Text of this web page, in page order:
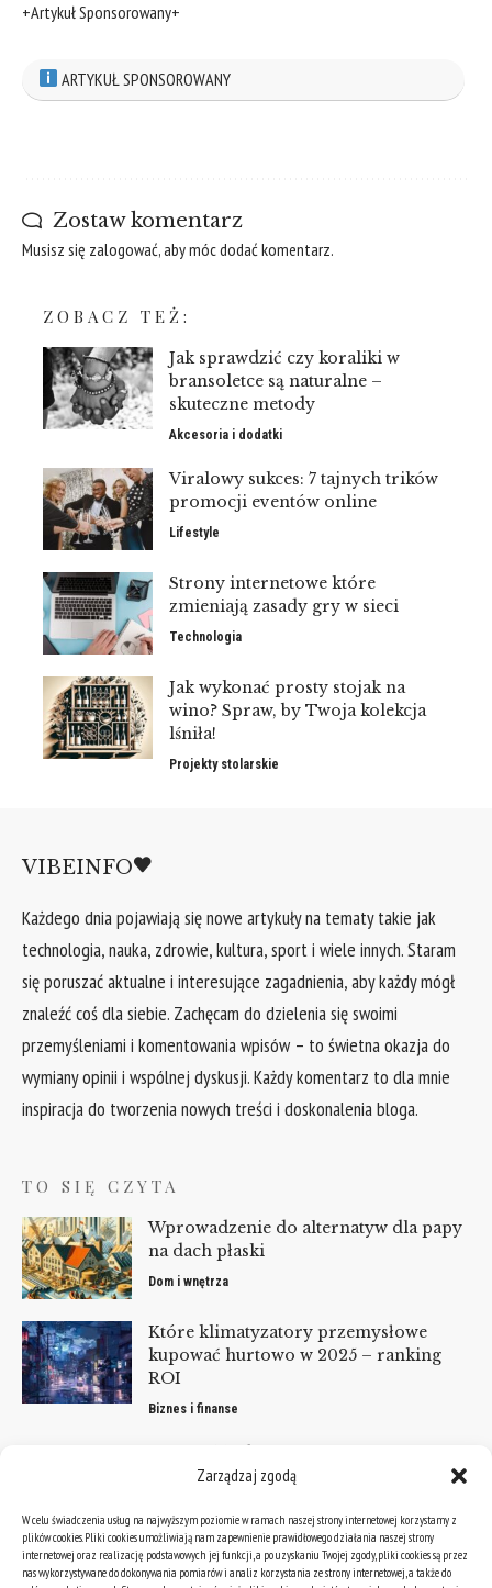
Zarządzaj zgodą
W celu świadczenia usług na najwyższym poziomie w ramach naszej strony internetowej korzystamy z
plików cookies. Pliki cookies umożliwiają nam zapewnienie prawidłowego działania naszej strony
internetowej oraz realizację podstawowych jej funkcji, a po uzyskaniu Twojej zgody, pliki cookies są przez
nas wykorzystywane do dokonywania pomiarów i analiz korzystania ze strony internetowej, a także do
+Artykuł Sponsorowany+
ARTYKUŁ SPONSOROWANY
Zostaw komentarz
Musisz się zalogować, aby móc dodać komentarz.
ZOBACZ TEŻ:
Jak sprawdzić czy koraliki w
bransoletce są naturalne –
skuteczne metody
Akcesoria i dodatki
Viralowy sukces: 7 tajnych trików
promocji eventów online
Lifestyle
Strony internetowe które
zmieniają zasady gry w sieci
Technologia
Jak wykonać prosty stojak na
wino? Spraw, by Twoja kolekcja
lśniła!
Projekty stolarskie
VIBEINFO
Każdego dnia pojawiają się nowe artykuły na tematy takie jak
technologia, nauka, zdrowie, kultura, sport i wiele innych. Staram
się poruszać aktualne i interesujące zagadnienia, aby każdy mógł
znaleźć coś dla siebie. Zachęcam do dzielenia się swoimi
przemyśleniami i komentowania wpisów – to świetna okazja do
wymiany opinii i wspólnej dyskusji. Każdy komentarz to dla mnie
inspiracja do tworzenia nowych treści i doskonalenia bloga.
TO SIĘ CZYTA
Wprowadzenie do alternatyw dla papy
na dach płaski
Dom i wnętrza
Które klimatyzatory przemysłowe
kupować hurtowo w 2025 – ranking
ROI
Biznes i finanse
KATEGORIE